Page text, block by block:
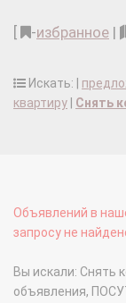
-избранное |
Искать: |
квартиру
Снять
Объявлений в
запросу не
Вы искали: Снять
объявления,